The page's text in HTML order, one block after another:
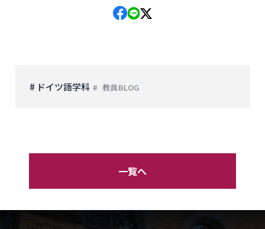
# ドイツ語学科 教員BLOG
一覧へ